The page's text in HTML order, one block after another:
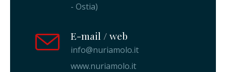
- Ostia)
E-mail / web
info@nuriamolo.it
www.nuriamolo.it